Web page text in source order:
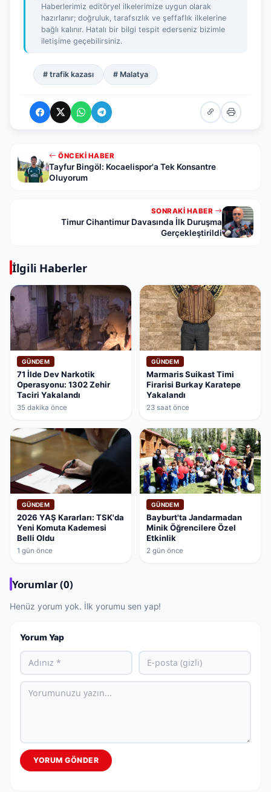
Haberlerimiz editöryel ilkelerimize uygun olarak
hazırlanır; doğruluk, tarafsızlık ve şeffaflık ilkelerine
bağlı kalınır. Hatalı bir bilgi tespit ederseniz bizimle
iletişime geçebilirsiniz.
# trafik kazası # Malatya
ÖNCEKI HABER
Tayfur Bingöl: Kocaelispor'a Tek Konsantre
Oluyorum
SONRAKI HABER
Timur Cihantimur Davasında İlk Duruşma
Gerçekleştirildi
İlgili Haberler
GÜNDEM
71 İlde Dev Narkotik
Operasyonu: 1302 Zehir
Taciri Yakalandı
35 dakika önce
GÜNDEM
Marmaris Suikast Timi
Firarisi Burkay Karatepe
Yakalandı
23 saat önce
GÜNDEM
2026 YAŞ Kararları: TSK'da
Yeni Komuta Kademesi
Belli Oldu
1 gün önce
GÜNDEM
Bayburt'ta Jandarmadan
Minik Öğrencilere Özel
Etkinlik
2 gün önce
Yorumlar (0)
Henüz yorum yok. İlk yorumu sen yap!
Yorum Yap
YORUM GÖNDER